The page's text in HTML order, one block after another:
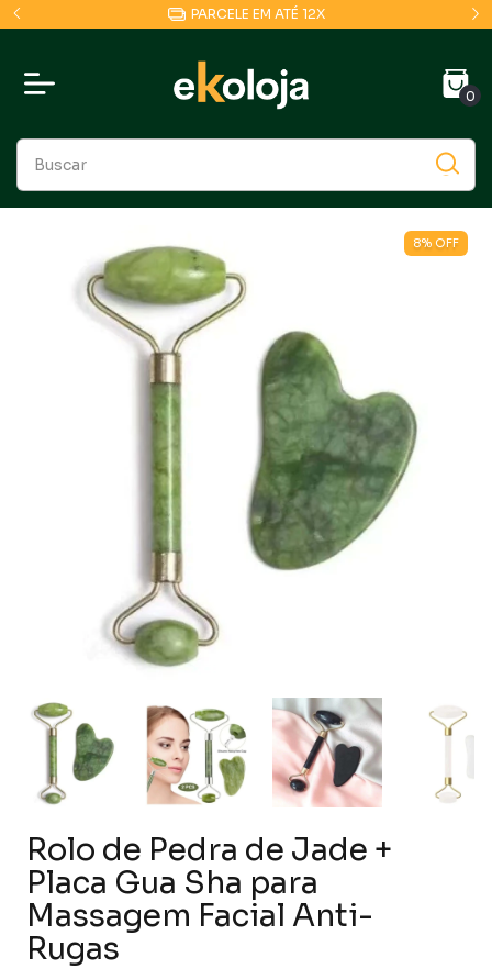
PARCELE EM ATÉ 12X
0
8% OFF
Rolo de Pedra de Jade +
Placa Gua Sha para
Massagem Facial Anti-
Rugas